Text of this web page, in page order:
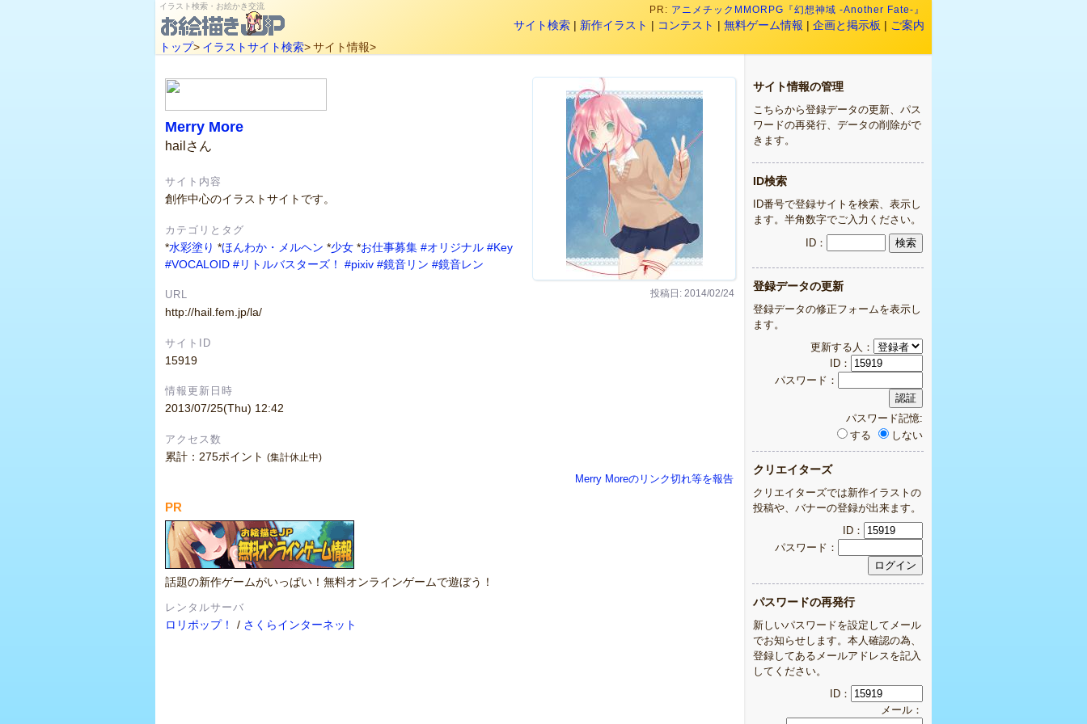
イラスト検索・お絵かき交流 PR: アニメチックMMORPG『幻想神域 -Another Fate-』
サイト検索 | 新作イラスト | コンテスト | 無料ゲーム情報 | 企画と掲示板 | ご案内
トップ> イラストサイト検索>サイト情報>
投稿日: 2014/02/24
Merry More
hailさん
サイト内容
創作中心のイラストサイトです。
カテゴリとタグ
*水彩塗り *ほんわか・メルヘン *少女 *お仕事募集 #オリジナル #Key
#VOCALOID #リトルバスターズ！ #pixiv #鏡音リン #鏡音レン
URL
http://hail.fem.jp/la/
サイトID
15919
情報更新日時
2013/07/25(Thu) 12:42
アクセス数
累計：275ポイント (集計休止中)
Merry Moreのリンク切れ等を報告
PR
話題の新作ゲームがいっぱい！無料オンラインゲームで遊ぼう！
レンタルサーバ
ロリポップ！ / さくらインターネット
サイト情報の管理
こちらから登録データの更新、パス
ワードの再発行、データの削除がで
きます。
ID検索
ID番号で登録サイトを検索、表示し
ます。半角数字でご入力ください。
ID：
登録データの更新
登録データの修正フォームを表示し
ます。
更新する人：
ID：
パスワード：
パスワード記憶:
する
しない
クリエイターズ
クリエイターズでは新作イラストの
投稿や、バナーの登録が出来ます。
ID：
パスワード：
パスワードの再発行
新しいパスワードを設定してメール
でお知らせします。本人確認の為、
登録してあるメールアドレスを記入
してください。
ID：
メール：